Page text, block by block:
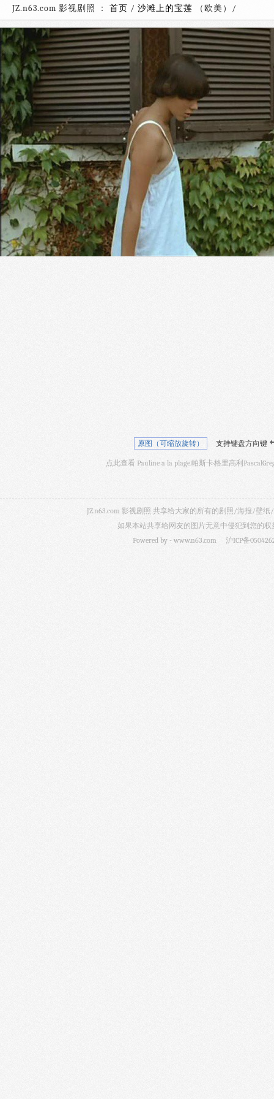
JZ.n63.com 影视剧照 ： 首页 / 沙滩上的宝莲 （欧美
原图（可缩放旋转） 支持键盘方向键
点此查看 Pauline a la plage.帕斯卡·格里高利
JZ.n63.com 影视剧照 共享给大家的所有的剧照/海报/壁
如果本站共享给网友的图片无意中侵犯到您的
Powered by - www.n63.com 沪ICP备